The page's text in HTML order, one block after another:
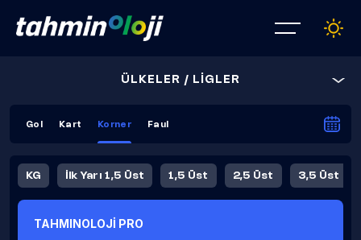
ÜLKELER / LİGLER
Gol Kart Korner Faul
KG İlk Yarı 1,5 Üst 1,5 Üst 2,5 Üst 3,5 Üst
TAHMINOLOJİ PRO